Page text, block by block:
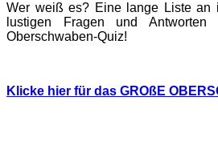
Wer weiß es? Eine lange Liste an
lustigen Fragen und
Oberschwaben-Quiz!
Klicke hier für das GROßE